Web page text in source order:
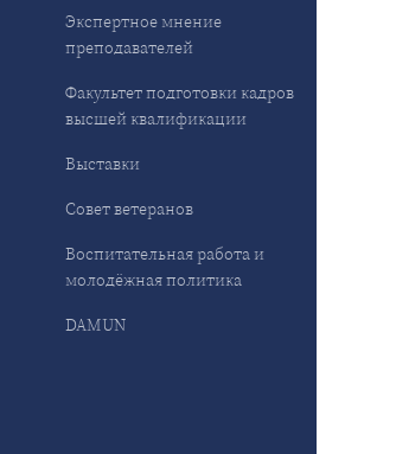
Экспертное мнение
преподавателей
Факультет подготовки кадров
высшей квалификации
Выставки
Совет ветеранов
Воспитательная работа и
молодёжная политика
DAMUN